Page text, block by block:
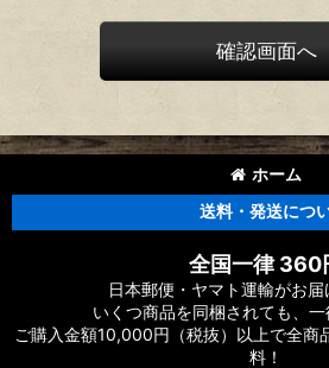
確認画面へ
ホーム
送料・発送につ
全国一律 360
日本郵便・ヤマト運輸がお届
いくつ商品を同梱されても、一
ご購入金額10,000円（税抜）以上で全商
料！